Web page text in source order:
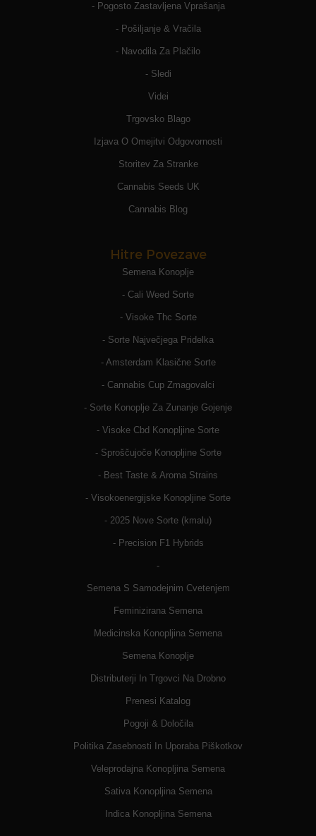
- Pogosto Zastavljena Vprašanja
- Pošiljanje & Vračila
- Navodila Za Plačilo
- Sledi
Videi
Trgovsko Blago
Izjava O Omejitvi Odgovornosti
Storitev Za Stranke
Cannabis Seeds UK
Cannabis Blog
Hitre Povezave
Semena Konoplje
- Cali Weed Sorte
- Visoke Thc Sorte
- Sorte Največjega Pridelka
- Amsterdam Klasične Sorte
- Cannabis Cup Zmagovalci
- Sorte Konoplje Za Zunanje Gojenje
- Visoke Cbd Konopljine Sorte
- Sproščujoče Konopljine Sorte
- Best Taste & Aroma Strains
- Visokoenergijske Konopljine Sorte
- 2025 Nove Sorte (kmalu)
- Precision F1 Hybrids
-
Semena S Samodejnim Cvetenjem
Feminizirana Semena
Medicinska Konopljina Semena
Semena Konoplje
Distributerji In Trgovci Na Drobno
Prenesi Katalog
Pogoji & Določila
Politika Zasebnosti In Uporaba Piškotkov
Veleprodajna Konopljina Semena
Sativa Konopljina Semena
Indica Konopljina Semena